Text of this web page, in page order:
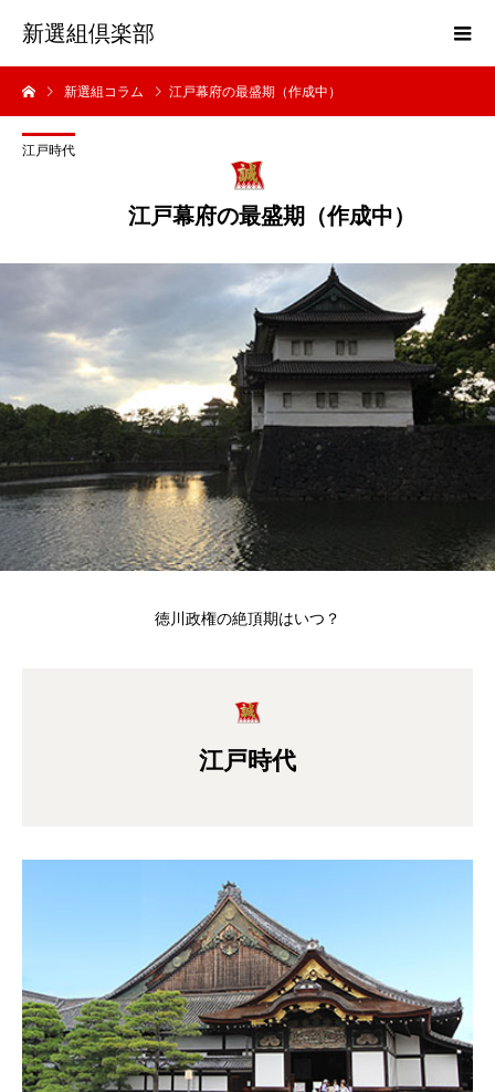
新選組倶楽部
新選組コラム 江戸幕府の最盛期（作成中）
江戸時代
江戸幕府の最盛期（作成中）
徳川政権の絶頂期はいつ？
江戸時代